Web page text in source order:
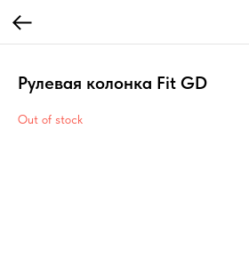
Рулевая колонка Fit GD
Out of stock